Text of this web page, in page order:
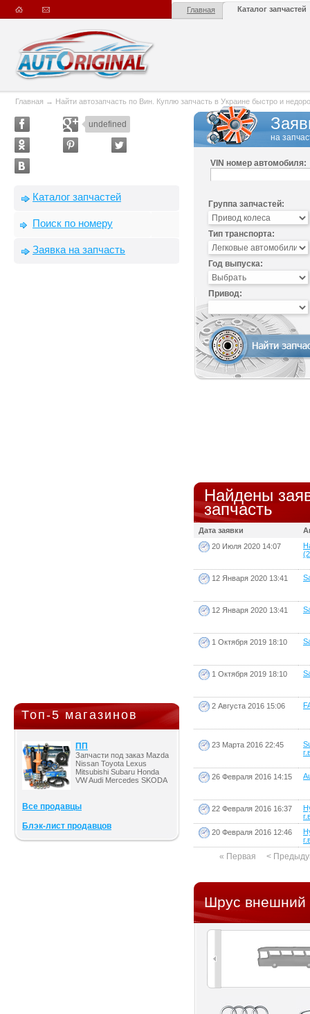
Главная Каталог запчастей
Главная → Найти автозапчасть по Вин. Куплю запчасть в Украине быстро и
undefined
Каталог запчастей
Поиск по номеру
Заявка на запчасть
Топ-5 магазинов
ПП
Запчасти под заказ Mazda
Nissan Toyota Lexus
Mitsubishi Subaru Honda
VW Audi Mercedes SKODA
Все продавцы
Блэк-лист продавцов
на
VIN номер автомобиля:
Группа запчастей:
Тип транспорта:
Год выпуска:
Привод:
Найдены
запчасть
Дата заявки
20 Июля 2020 14:07
12 Января 2020 13:41
12 Января 2020 13:41
1 Октября 2019 18:10
1 Октября 2019 18:10
2 Августа 2016 15:06
23 Марта 2016 22:45
26 Февраля 2016 14:15
22 Февраля 2016 16:37
20 Февраля 2016 12:46
« Первая <
Шрус внешний